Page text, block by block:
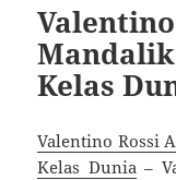
Kelas
Valentino Rossi
Kelas Dunia –